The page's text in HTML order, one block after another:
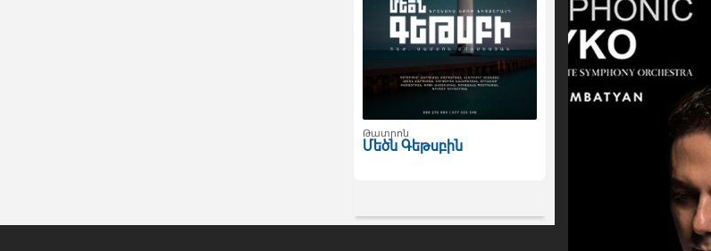
Թատրոն
Մեծն Գեթսբին